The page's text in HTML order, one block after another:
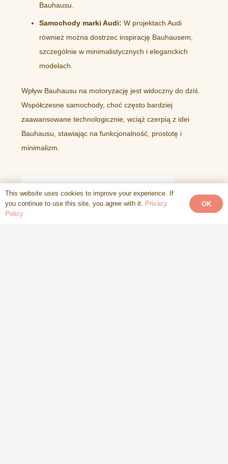
Bauhausu.
Samochody marki Audi: W projektach Audi
również można dostrzec inspirację Bauhausem,
szczególnie w minimalistycznych i eleganckich
modelach.
Wpływ Bauhausu na motoryzację jest widoczny do dziś.
Współczesne samochody, choć często bardziej
zaawansowane technologicznie, wciąż czerpią z idei
Bauhausu, stawiając na funkcjonalność, prostotę i
minimalizm.
This website uses cookies to improve your experience. If
you continue to use this site, you agree with it. Privacy
Policy
OK